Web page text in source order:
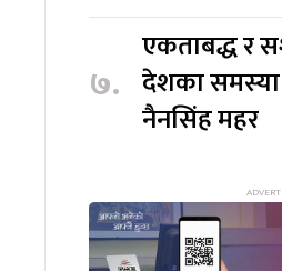
७.
एकताबद्ध र
देशका समस्या
नैनसिंह महर